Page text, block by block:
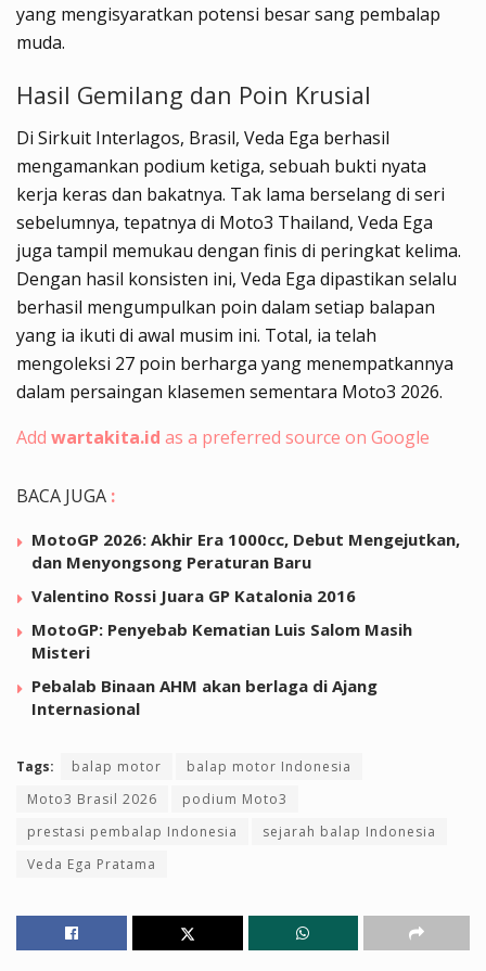
yang mengisyaratkan potensi besar sang pembalap
muda.
Hasil Gemilang dan Poin Krusial
Di Sirkuit Interlagos, Brasil, Veda Ega berhasil
mengamankan podium ketiga, sebuah bukti nyata
kerja keras dan bakatnya. Tak lama berselang di seri
sebelumnya, tepatnya di Moto3 Thailand, Veda Ega
juga tampil memukau dengan finis di peringkat kelima.
Dengan hasil konsisten ini, Veda Ega dipastikan selalu
berhasil mengumpulkan poin dalam setiap balapan
yang ia ikuti di awal musim ini. Total, ia telah
mengoleksi 27 poin berharga yang menempatkannya
dalam persaingan klasemen sementara Moto3 2026.
Add wartakita.id as a preferred source on Google
BACA JUGA :
MotoGP 2026: Akhir Era 1000cc, Debut Mengejutkan,
dan Menyongsong Peraturan Baru
Valentino Rossi Juara GP Katalonia 2016
MotoGP: Penyebab Kematian Luis Salom Masih
Misteri
Pebalab Binaan AHM akan berlaga di Ajang
Internasional
Tags: balap motor
balap motor Indonesia
Moto3 Brasil 2026
podium Moto3
prestasi pembalap Indonesia
sejarah balap Indonesia
Veda Ega Pratama